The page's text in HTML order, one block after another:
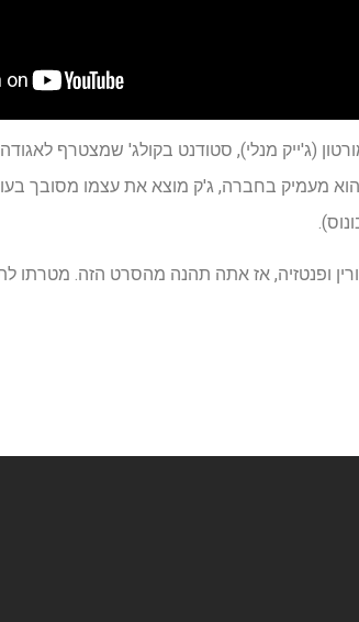
(ג'ייק מנלי), סטודנט בקולג' שמצטרף
מעמיק בחברה, ג'ק מוצא את עצמו מסובך
ופנטזיה, אז אתה תהנה מהסרט הזה. מטרתו